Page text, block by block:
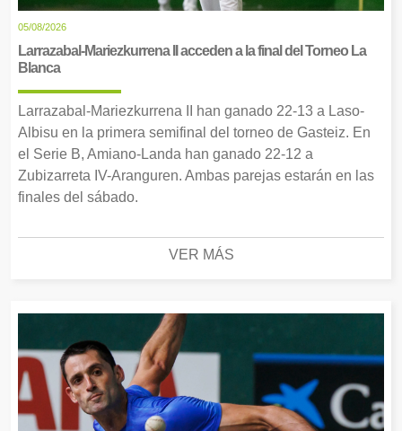
05/08/2026
Larrazabal-Mariezkurrena II acceden a la final del Torneo La
Blanca
Larrazabal-Mariezkurrena II han ganado 22-13 a Laso-
Albisu en la primera semifinal del torneo de Gasteiz. En
el Serie B, Amiano-Landa han ganado 22-12 a
Zubizarreta IV-Aranguren. Ambas parejas estarán en las
finales del sábado.
VER MÁS